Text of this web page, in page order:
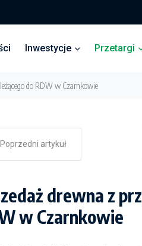
Inwestycje Przetargi
do RDW w Czarnkowie
Poprzedni artykuł
drewna z
w Czarnkowie